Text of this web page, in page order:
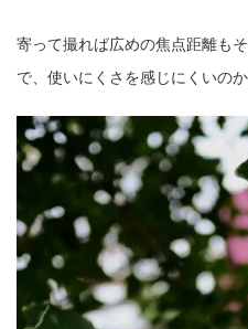
寄って撮れば広めの焦点距離も
で、使いにくさを感じにくいのか